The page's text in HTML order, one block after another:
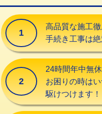
交換・取付(単水栓（壁付・
式）)
交換・取付(混合水栓（壁付
式・ワンホール）)
交換・取付(排水栓・排水ト
（P/S/ポップアップ））
交換・取付（その他部品）
1
高品質な施工
手続き工事は絶
2
24時間年中無
お困りの時は
駆けつけます！